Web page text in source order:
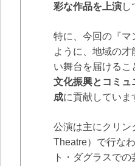
彩な作品を上演し
特に、今回の『マ
ように、地域の
い舞台を届けるこ
文化振興とコミュ
成に貢献していま
公演は主にクリン
Theatre）で行な
ト・ダグラスで